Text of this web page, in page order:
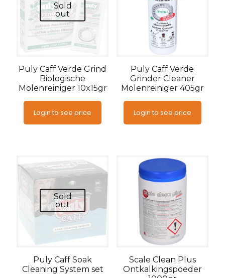
Sold
out
Puly Caff Verde Grind
Biologische
Molenreiniger 10x15gr
Login to see price
Puly Caff Verde
Grinder Cleaner
Molenreiniger 405gr
Login to see price
Sold
out
Puly Caff Soak
Cleaning System set
Scale Clean Plus
Ontkalkingspoeder